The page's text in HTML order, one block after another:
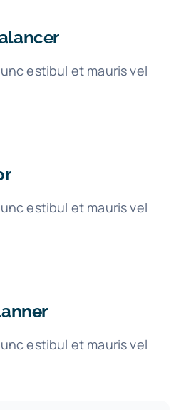
estibul et mauris vel
estibul et mauris vel
estibul et mauris vel